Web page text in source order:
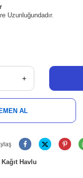
Uzunluğundadır.
AL
Havlu